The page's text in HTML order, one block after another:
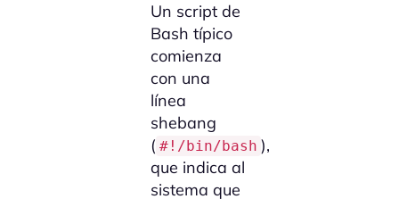
Un script de
Bash típico
comienza
con una
línea
shebang
( #!/bin/bash ),
que indica al
sistema que